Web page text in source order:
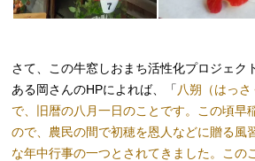
さて、この牛窓しおまち活性化プロジェク
ある岡さんのHPによれば、「 八朔（はっ
で、旧暦の八月一日のことです。この頃早
ので、農民の間で初穂を恩人などに贈る風
な年中行事の一つとされてきました。この